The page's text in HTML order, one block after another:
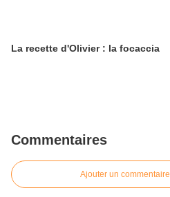
La recette d'Olivier : la focaccia
Commentaires
Ajouter un commentaire